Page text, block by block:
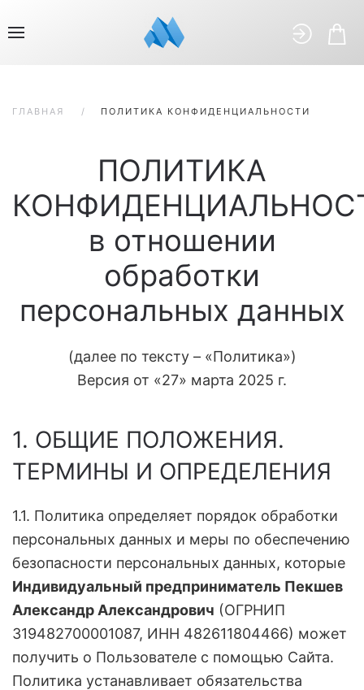
ГЛАВНАЯ ПОЛИТИКА КОНФИДЕНЦИАЛЬНОСТИ
ПОЛИТИКА
в отношении
обработки
персональных данных
(далее по тексту – «Политика»)
Версия от «27» марта 2025 г.
1. ОБЩИЕ ПОЛОЖЕНИЯ.
ТЕРМИНЫ И ОПРЕДЕЛЕНИЯ
1.1. Политика определяет порядок обработки
персональных данных и меры по обеспечению
безопасности персональных данных, которые
Индивидуальный предприниматель Пекшев
Александр Александрович (ОГРНИП
319482700001087, ИНН 482611804466) может
получить о Пользователе с помощью Сайта.
Политика устанавливает обязательства